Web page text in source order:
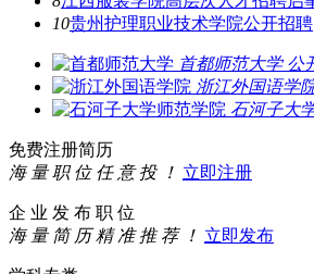
10贵州护理职业技术学院公开招聘
首都师范大学 公
浙江外国语学
石河子大
免费注册简历
海 量 职 位 任 意 投 ！ 立即注册
企 业 发 布 职 位
海 量 简 历 精 准 推 荐 ！ 立即发布